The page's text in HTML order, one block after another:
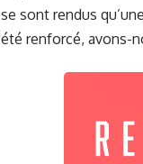
se sont rendus
été renforcé, avons-